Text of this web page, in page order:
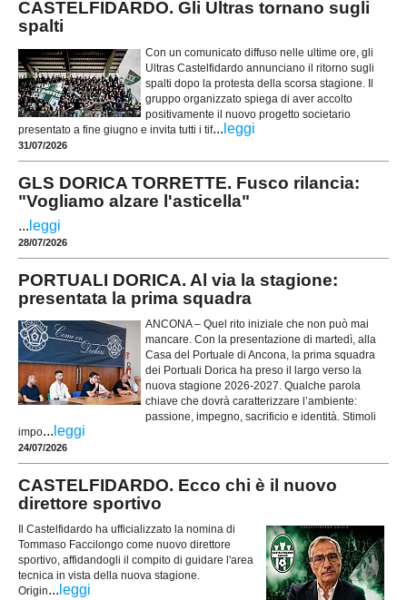
CASTELFIDARDO. Gli Ultras tornano sugli
spalti
Con un comunicato diffuso nelle ultime ore, gli
Ultras Castelfidardo annunciano il ritorno sugli
spalti dopo la protesta della scorsa stagione. Il
gruppo organizzato spiega di aver accolto
positivamente il nuovo progetto societario
presentato a fine giugno e invita tutti i tif... leggi
31/07/2026
GLS DORICA TORRETTE. Fusco rilancia:
"Vogliamo alzare l'asticella"
... leggi
28/07/2026
PORTUALI DORICA. Al via la stagione:
presentata la prima squadra
ANCONA – Quel rito iniziale che non può mai
mancare. Con la presentazione di martedì, alla
Casa del Portuale di Ancona, la prima squadra
dei Portuali Dorica ha preso il largo verso la
nuova stagione 2026-2027. Qualche parola
chiave che dovrà caratterizzare l’ambiente:
passione, impegno, sacrificio e identità. Stimoli
impo... leggi
24/07/2026
CASTELFIDARDO. Ecco chi è il nuovo
direttore sportivo
Il Castelfidardo ha ufficializzato la nomina di
Tommaso Faccilongo come nuovo direttore
sportivo, affidandogli il compito di guidare l'area
tecnica in vista della nuova stagione.
Origin... leggi